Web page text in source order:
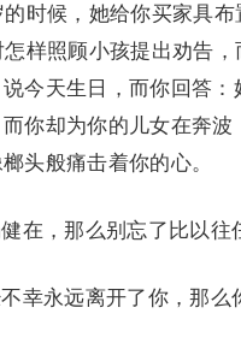
时候，她给你买家具
样照顾小孩提出劝告
今天生日，而你回答
你却为你的儿女在奔
头般痛击着你的心。
，那么别忘了比以往
永远离开了你，那么